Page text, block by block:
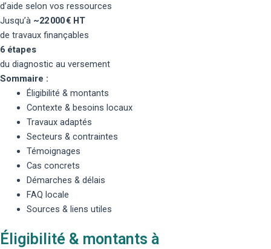
d’aide selon vos ressources
Jusqu’à ~22 000 € HT
de travaux finançables
6 étapes
du diagnostic au versement
Sommaire :
Éligibilité & montants
Contexte & besoins locaux
Travaux adaptés
Secteurs & contraintes
Témoignages
Cas concrets
Démarches & délais
FAQ locale
Sources & liens utiles
Éligibilité & montants à